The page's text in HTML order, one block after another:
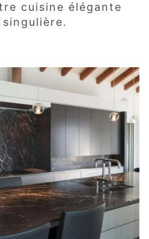
cuisine élégante